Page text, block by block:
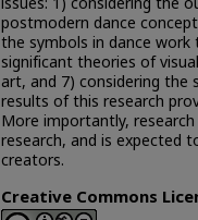
postmodern dance
the symbols in dance
significant theories of
art, and 7) considering the
results of this research
More importantly,
research, and is expected
creators.
Creative Commons